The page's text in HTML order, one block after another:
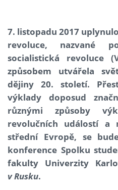
7. listopadu 2017
revoluce, nazvané
socialistická revoluce
způsobem utvářela
dějiny 20. století.
výklady doposud
různými způsoby
revolučních událostí a
střední Evropě, se
konference Spolku
fakulty Univerzity
v Rusku.